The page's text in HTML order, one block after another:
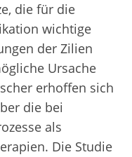
die für die
wichtige
der Zilien
Ursache
erhoffen sich
die bei
als
Die Studie